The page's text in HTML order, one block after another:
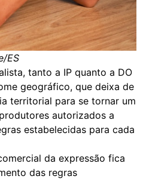
ES
tanto a IP quanto a DO
geográfico, que deixa de
territorial para se tornar um
autorizados a
estabelecidas para cada
da expressão fica
das regras